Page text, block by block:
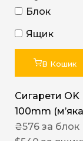
Блок
Ящик
В Кошик
Сигарети OK
100mm
₴576 за блок